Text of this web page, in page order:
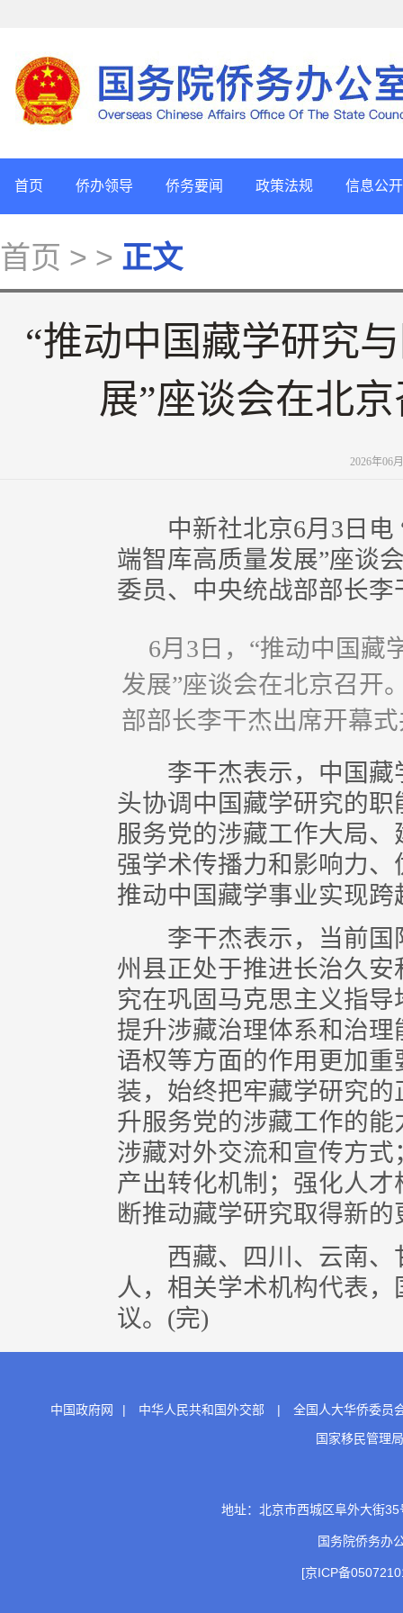
首页 侨办领导 侨务要闻 政策法规 信息公开
首页 > > 正文
“推动中国藏学研究
展”座谈会在北
2026年06
中新社北京6月3日电
端智库高质量发展”座谈
委员、中央统战部部长
6月3日，“推动中国藏
发展”座谈会在北京召开
部部长李干杰出席开幕
李干杰表示，中国藏
头协调中国藏学研究的
服务党的涉藏工作大局
强学术传播力和影响力
推动中国藏学事业实现跨
李干杰表示，当前国
州县正处于推进长治久
究在巩固马克思主义指
提升涉藏治理体系和治
语权等方面的作用更加
装，始终把牢藏学研究
升服务党的涉藏工作的
涉藏对外交流和宣传方
产出转化机制；强化人
断推动藏学研究取得新的
西藏、四川、云南、
人，相关学术机构代表
议。(完)
中国政府网 | 中华人民共和国外交部 |
全国人大华侨委员
国家移民管理局
地址：北京市西城区阜外大街
国务院侨务
[京ICP备